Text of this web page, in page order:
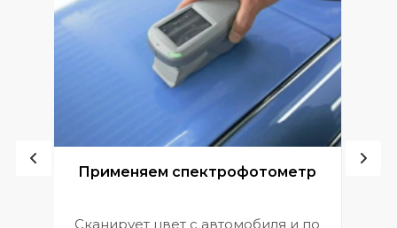
Применяем спектрофотометр
Сканирует цвет с автомобиля и по